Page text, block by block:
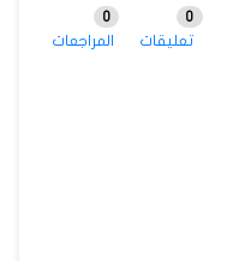
تعليقات
0
المراجعات
0